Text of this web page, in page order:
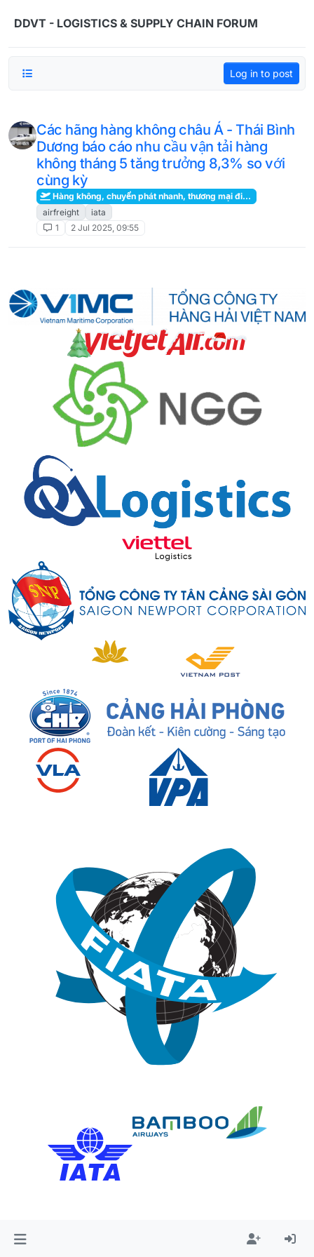
DDVT - LOGISTICS & SUPPLY CHAIN FORUM
Log in to post
Các hãng hàng không châu Á - Thái Bình
Dương báo cáo nhu cầu vận tải hàng
không tháng 5 tăng trưởng 8,3% so với
cùng kỳ
Hàng không, chuyển phát nhanh, thương mại điện tử, kho hàng
airfreight
iata
1
2 Jul 2025, 09:55